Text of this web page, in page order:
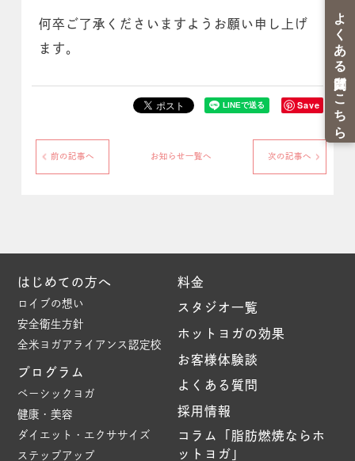
何卒ご了承くださいますようお願い申し上げ
ます。
Save
前の記事へ お知らせ一覧へ 次の記事へ
はじめての方へ
ロイブの想い
安全衛生方針
全米ヨガアライアンス認定校
プログラム
ベーシックヨガ
健康・美容
ダイエット・エクササイズ
ステップアップ
料金
スタジオ一覧
ホットヨガの効果
お客様体験談
よくある質問
採用情報
コラム「脂肪燃焼ならホ
ットヨガ」